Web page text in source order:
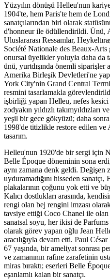
Yüzyılın dönüşü Helleu'nun
1904'te, hem Paris'te hem de
sanatçılarından biri olarak
d'honneur ile ödüllendirildi. Ünü,
Uluslararası Ressamlar,
Société Nationale des Beaux-
onursal üyelikler yoluyla daha da
ünü, yurtdışında önemli siparişler
Amerika Birleşik Devletleri'ne
York City'nin Grand Central
resmini tasarlamakla
işbirliği yapan Helleu, nefes
zodyakın yıldızlı
yeşil bir gece gökyüzü; daha sonra
1998'de titizlikle restore edilen ve
tasarım.
Helleu'nun 1920'de bir sergi için
Belle Époque döneminin sona
aynı zamana denk geldi. Değişen
uyduramadığını hisseden
plakalarının çoğunu yok etti ve
Kalıcı dostlukları arasında,
rengi olan bej rengini imzası
tavsiye ettiği Coco Chanel ile
sanatsal soyu, her ikisi de
olarak görev yapan oğlu Jean
aracılığıyla devam etti. Paul
67 yaşında, bir ameliyat sonrası
ve zamanının rafine zarafetinin
miras bıraktı; eserleri Belle
eşanlamlı kalan bir sanatçı.